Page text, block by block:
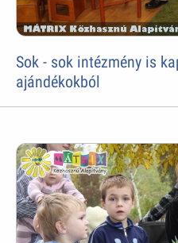
Sok - sok intézmény is
ajándékokból